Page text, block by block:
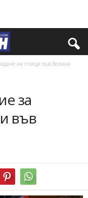
на птици във Велики
за
във